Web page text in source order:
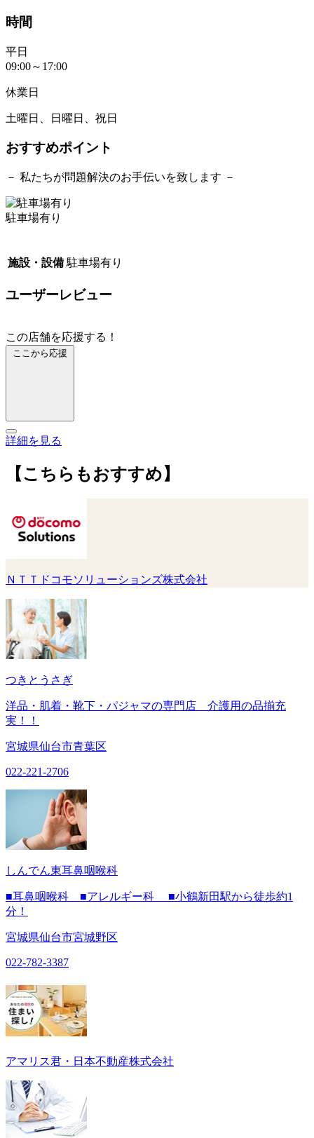
時間
平日
09:00～17:00
休業日
土曜日、日曜日、祝日
おすすめポイント
－ 私たちが問題解決のお手伝いを致します －
駐車場有り
施設・設備 駐車場有り
ユーザーレビュー
この店舗を応援する！
ここから応援
詳細を見る
【こちらもおすすめ】
ＮＴＴドコモソリューションズ株式会社
つきとうさぎ
洋品・肌着・靴下・パジャマの専門店 介護用の品揃充
実！！
宮城県仙台市青葉区
022-221-2706
しんでん東耳鼻咽喉科
■耳鼻咽喉科 ■アレルギー科 ■小鶴新田駅から徒歩約1
分！
宮城県仙台市宮城野区
022-782-3387
アマリス君・日本不動産株式会社